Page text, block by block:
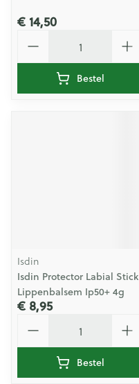
€ 14,50
Bestel
Isdin
Isdin Protector Labial Stick
Lippenbalsem Ip50+ 4g
€ 8,95
Bestel